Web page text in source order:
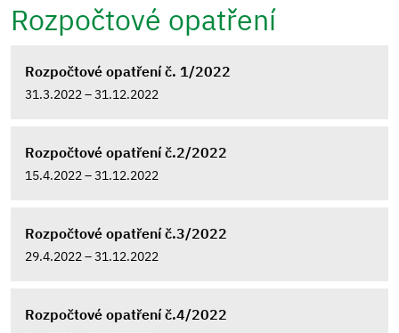
Rozpočtové opatření
Rozpočtové opatření č. 1/2022
31.3.2022 – 31.12.2022
Rozpočtové opatření č.2/2022
15.4.2022 – 31.12.2022
Rozpočtové opatření č.3/2022
29.4.2022 – 31.12.2022
Rozpočtové opatření č.4/2022